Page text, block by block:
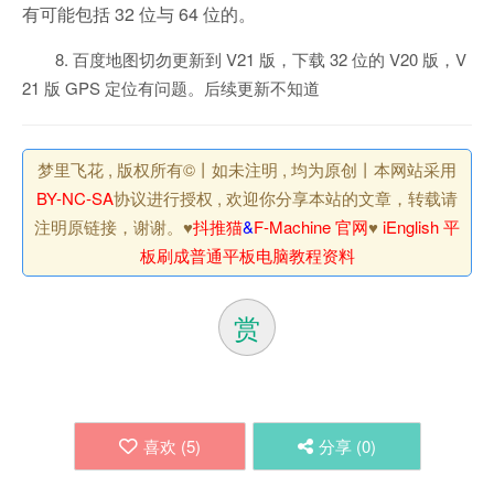
有可能包括 32 位与 64 位的。
8. 百度地图切勿更新到 V21 版，下载 32 位的 V20 版，V
21 版 GPS 定位有问题。后续更新不知道
梦里飞花 , 版权所有©丨如未注明 , 均为原创丨本网站采用
BY-NC-SA协议进行授权 , 欢迎你分享本站的文章，转载请
注明原链接，谢谢。♥抖推猫&F-Machine 官网♥ iEnglish 平
板刷成普通平板电脑教程资料
赏
喜欢 (5) 分享 (0)